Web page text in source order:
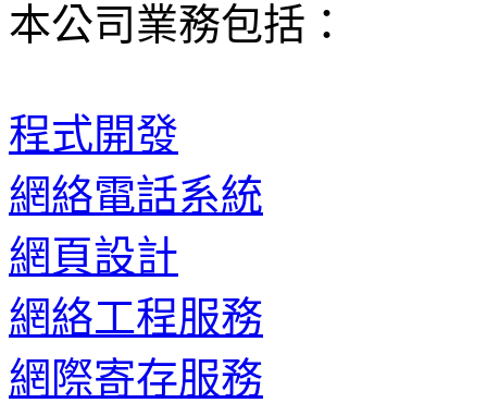
本公司業務包括：
程式開發
網絡電話系統
網頁設計
網絡工程服務
網際寄存服務